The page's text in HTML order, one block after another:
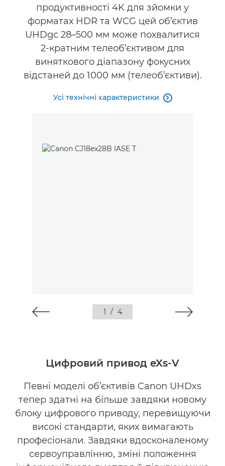
продуктивності 4K для зйомки у
форматах HDR та WCG цей об’єктив
UHDgc 28–500 мм може похвалитися
2-кратним телеоб’єктивом для
виняткового діапазону фокусних
відстаней до 1000 мм (телеоб’єктиви).
Усі технічні характеристики 
1 / 4
Цифровий привод eXs-V
Певні моделі об’єктивів Canon UHDxs
тепер здатні на більше завдяки новому
блоку цифрового приводу, перевищуючи
високі стандарти, яких вимагають
професіонали. Завдяки вдосконаленому
сервоуправлінню, зміні положення